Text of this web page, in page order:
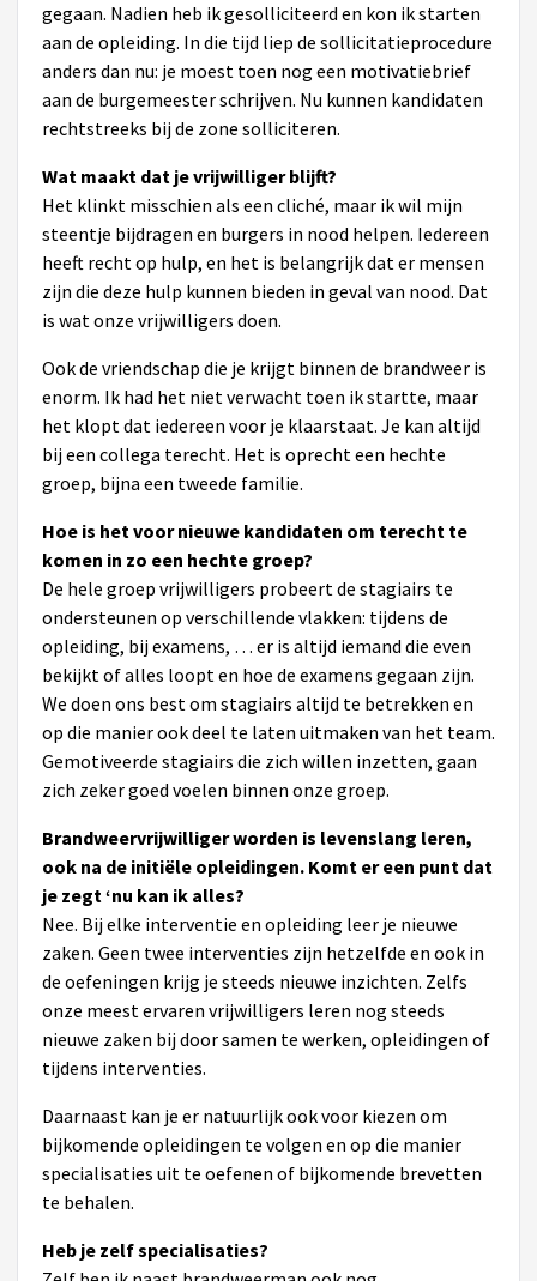
gegaan. Nadien heb ik gesolliciteerd en kon ik starten
aan de opleiding. In die tijd liep de sollicitatieprocedure
anders dan nu: je moest toen nog een motivatiebrief
aan de burgemeester schrijven. Nu kunnen kandidaten
rechtstreeks bij de zone solliciteren.
Wat maakt dat je vrijwilliger blijft?
Het klinkt misschien als een cliché, maar ik wil mijn
steentje bijdragen en burgers in nood helpen. Iedereen
heeft recht op hulp, en het is belangrijk dat er mensen
zijn die deze hulp kunnen bieden in geval van nood. Dat
is wat onze vrijwilligers doen.
Ook de vriendschap die je krijgt binnen de brandweer is
enorm. Ik had het niet verwacht toen ik startte, maar
het klopt dat iedereen voor je klaarstaat. Je kan altijd
bij een collega terecht. Het is oprecht een hechte
groep, bijna een tweede familie.
Hoe is het voor nieuwe kandidaten om terecht te
komen in zo een hechte groep?
De hele groep vrijwilligers probeert de stagiairs te
ondersteunen op verschillende vlakken: tijdens de
opleiding, bij examens, … er is altijd iemand die even
bekijkt of alles loopt en hoe de examens gegaan zijn.
We doen ons best om stagiairs altijd te betrekken en
op die manier ook deel te laten uitmaken van het team.
Gemotiveerde stagiairs die zich willen inzetten, gaan
zich zeker goed voelen binnen onze groep.
Brandweervrijwilliger worden is levenslang leren,
ook na de initiële opleidingen. Komt er een punt dat
je zegt ‘nu kan ik alles?
Nee. Bij elke interventie en opleiding leer je nieuwe
zaken. Geen twee interventies zijn hetzelfde en ook in
de oefeningen krijg je steeds nieuwe inzichten. Zelfs
onze meest ervaren vrijwilligers leren nog steeds
nieuwe zaken bij door samen te werken, opleidingen of
tijdens interventies.
Daarnaast kan je er natuurlijk ook voor kiezen om
bijkomende opleidingen te volgen en op die manier
specialisaties uit te oefenen of bijkomende brevetten
te behalen.
Heb je zelf specialisaties?